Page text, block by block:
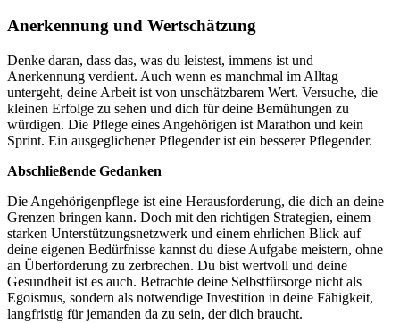
Anerkennung und Wertschätzung
Denke daran, dass das, was du leistest, immens ist und
Anerkennung verdient. Auch wenn es manchmal im Alltag
untergeht, deine Arbeit ist von unschätzbarem Wert. Versuche, die
kleinen Erfolge zu sehen und dich für deine Bemühungen zu
würdigen. Die Pflege eines Angehörigen ist Marathon und kein
Sprint. Ein ausgeglichener Pflegender ist ein besserer Pflegender.
Abschließende Gedanken
Die Angehörigenpflege ist eine Herausforderung, die dich an deine
Grenzen bringen kann. Doch mit den richtigen Strategien, einem
starken Unterstützungsnetzwerk und einem ehrlichen Blick auf
deine eigenen Bedürfnisse kannst du diese Aufgabe meistern, ohne
an Überforderung zu zerbrechen. Du bist wertvoll und deine
Gesundheit ist es auch. Betrachte deine Selbstfürsorge nicht als
Egoismus, sondern als notwendige Investition in deine Fähigkeit,
langfristig für jemanden da zu sein, der dich braucht.